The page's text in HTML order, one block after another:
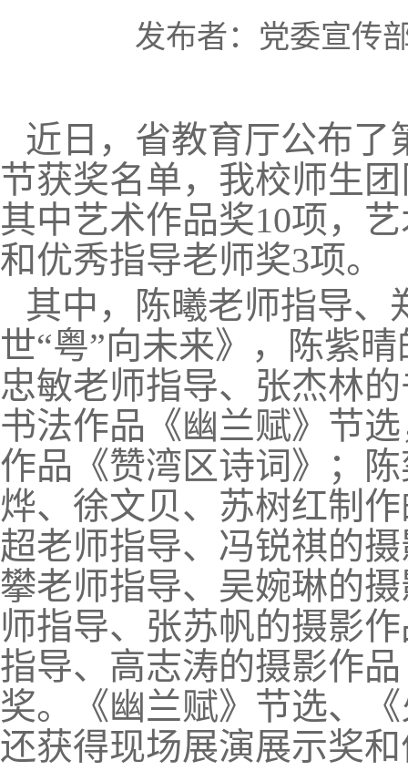
发布者：党委宣传
近日，省教育厅公布了
节获奖名单，我校师生
其中艺术作品奖10项，
和优秀指导老师奖3项。
其中，陈曦老师指导、
世“粤”向未来》，陈紫
忠敏老师指导、张杰林
书法作品《幽兰赋》节
作品《赞湾区诗词》；
烨、徐文贝、苏树红制
超老师指导、冯锐祺的
攀老师指导、吴婉琳的
师指导、张苏帆的摄影
指导、高志涛的摄影作
奖。《幽兰赋》节选、
还获得现场展演展示奖